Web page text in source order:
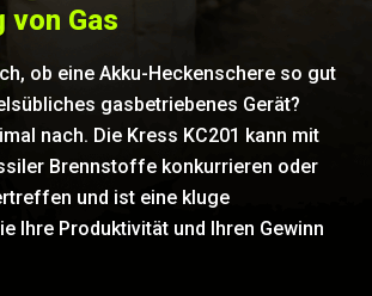
von Gas
ob eine Akku-Heckenschere so gut
gasbetriebenes Gerät?
nach. Die Kress KC201 kann mit
Brennstoffe konkurrieren oder
und ist eine kluge
Ihre Produktivität und Ihren Gewinn